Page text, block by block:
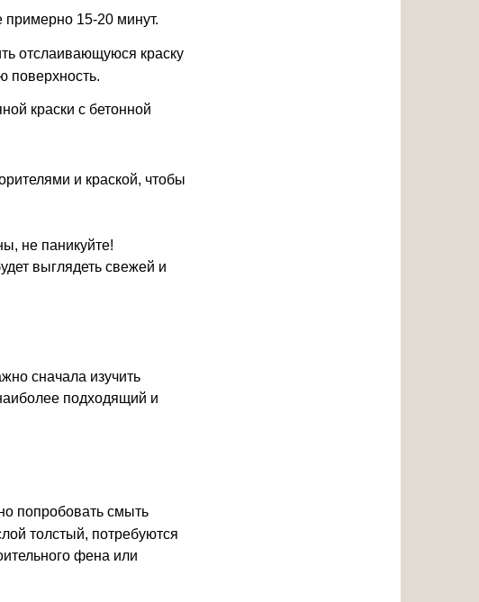
примерно 15-20 минут.
отслаивающуюся краску
поверхность.
краски с бетонной
и краской, чтобы
не паникуйте!
выглядеть свежей и
сначала изучить
подходящий и
попробовать смыть
толстый, потребуются
фена или